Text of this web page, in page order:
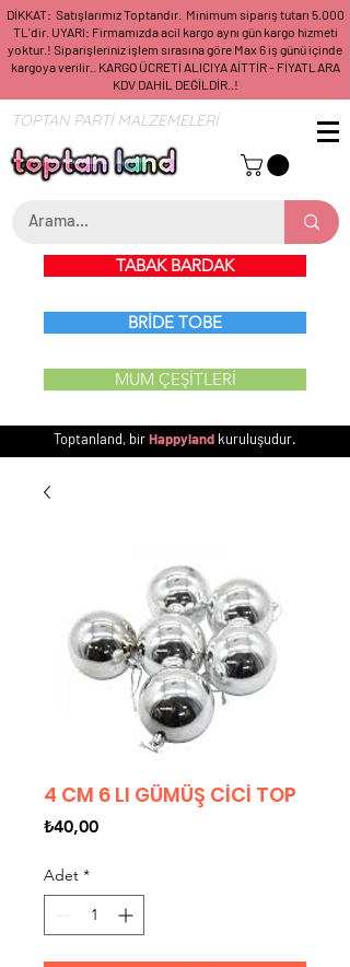
DİKKAT: Satışlarımız Toptandır. Minimum sipariş tutarı 5.000
TL'dir. UYARI: Firmamızda acil kargo aynı gün kargo hizmeti
yoktur.! Siparişleriniz işlem sırasına göre Max 6 iş günü içinde
kargoya verilir.. KARGO ÜCRETİ ALICIYA AİTTİR - FİYATLARA
KDV DAHİL DEĞİLDİR..!
TOPTAN PARTİ MALZEMELERİ
TABAK BARDAK
BRİDE TOBE
MUM ÇEŞİTLERİ
Toptanland, birHappyland kuruluşudur.
4 CM 6 LI GÜMÜŞ CİCİ TOP
₺40,00Fiyat
Adet *